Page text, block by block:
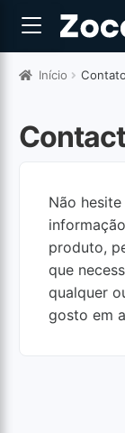
Início Contato
Não
produto,
que
qualquer
gosto em